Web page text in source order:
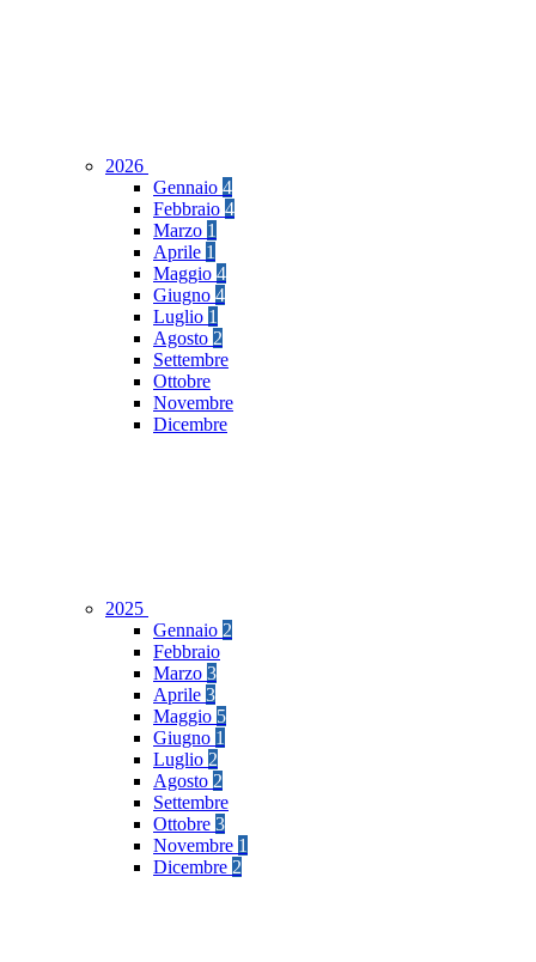
2026
Gennaio 4
Febbraio 4
Marzo 1
Aprile 1
Maggio 4
Giugno 4
Luglio 1
Agosto 2
Settembre
Ottobre
Novembre
Dicembre
2025
Gennaio 2
Febbraio
Marzo 3
Aprile 3
Maggio 5
Giugno 1
Luglio 2
Agosto 2
Settembre
Ottobre 3
Novembre 1
Dicembre 2